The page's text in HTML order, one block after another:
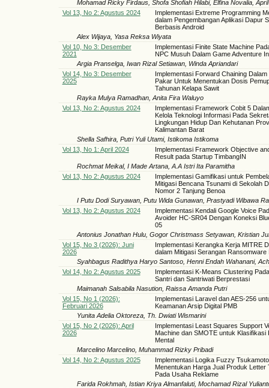
Mohamad Ricky Firdaus, Shofa Shofiah Hilabi, Elfina Novalia,
Vol 13, No 2: Agustus 2024
Implementasi Extreme Programming
dalam Pengembangan Aplikasi Dapur
Berbasis Android
Alex Wijaya, Yasa Reksa Wiyata
Vol 10, No 3: Desember
2021
Implementasi Finite State Machine
NPC Musuh Dalam Game Adventure
Argia Pranselga, Iwan Rizal Setiawan, Winda Apriandari
Vol 14, No 3: Desember
2025
Implementasi Forward Chaining Dalam
Pakar Untuk Menentukan Dosis
Tahunan Kelapa Sawit
Rayka Mulya Ramadhan, Anita Fira Waluyo
Vol 13, No 2: Agustus 2024
Implementasi Framework Cobit 5
Kelola Teknologi Informasi Pada
Lingkungan Hidup Dan Kehutanan
Kalimantan Barat
Shella Safhira, Putri Yuli Utami, Istikoma Istikoma
Vol 13, No 1: April 2024
Implementasi Framework Objective
Result pada Startup TimbangIN
Rochmat Meikal, I Made Artana, A.A Istri Ita Paramitha
Vol 13, No 2: Agustus 2024
Implementasi Gamifikasi untuk
Mitigasi Bencana Tsunami di Sekolah
Nomor 2 Tanjung Benoa
I Putu Dodi Suryawan, Putu Wida Gunawan, Prastyadi Wibawa
Vol 13, No 2: Agustus 2024
Implementasi Kendali Google Voice
Avoider HC-SR04 Dengan Koneksi
05
Antonius Jonathan Hulu, Gogor Christmass Setyawan, Kristian
Vol 15, No 3 (2026): Juni
2026
Implementasi Kerangka Kerja MITRE
dalam Mitigasi Serangan Ransomware
Syahbagus Radithya Haryo Santoso, Henni Endah Wahanani,
Vol 14, No 2: Agustus 2025
Implementasi K-Means Clustering
Santri dan Santriwati Berprestasi
Maimanah Salsabila Nasution, Raissa Amanda Putri
Vol 15, No 1 (2026):
Februari 2026
Implementasi Laravel dan AES-256
Keamanan Arsip Digital PMB
Yunita Adelia Oktoreza, Th. Dwiati Wismarini
Vol 15, No 2 (2026): April
2026
Implementasi Least Squares Support
Machine dan SMOTE untuk Klasifikasi
Mental
Marcelino Marcelino, Muhammad Rizky Pribadi
Vol 14, No 2: Agustus 2025
Implementasi Logika Fuzzy
Menentukan Harga Jual Produk Letter
Pada Usaha Reklame
Farida Rokhmah, Istian Kriya Almanfaluti, Mochamad Rizal